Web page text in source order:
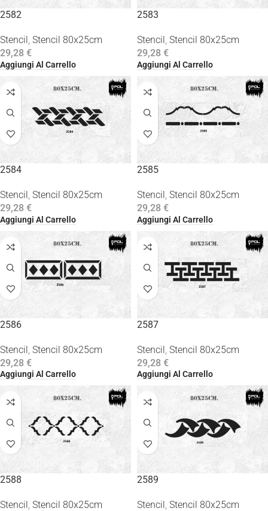
2582
Stencil, Stencil 80x25cm
29,28 €
Aggiungi Al Carrello
2583
Stencil, Stencil 80x25cm
29,28 €
Aggiungi Al Carrello
2584
Stencil, Stencil 80x25cm
29,28 €
Aggiungi Al Carrello
2585
Stencil, Stencil 80x25cm
29,28 €
Aggiungi Al Carrello
2586
Stencil Stencil 80x25cm
29,28 €
Aggiungi Al Carrello
2587
Stencil Stencil 80x25cm
29,28 €
Aggiungi Al Carrello
2588
Stencil Stencil 80x25cm
2589
Stencil Stencil 80x25cm